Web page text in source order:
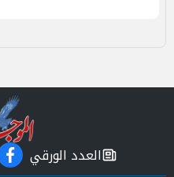
newspaper
العدد الورقي